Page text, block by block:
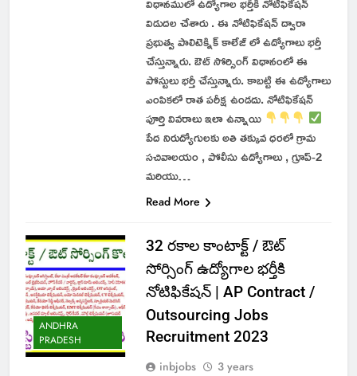
విడుదల చేశారు . ఈ నోటిఫికేషన్ ద్వారా
ప్రభుత్వ పాలిటెక్నిక్ కాలేజ్ లో ఉద్యోగాలు భర్తీ
చేస్తున్నారు. ఔట్ సోర్సింగ్ విధానంలో ఈ
పోస్టులు భర్తీ చేస్తున్నారు. కాబట్టి ఈ ఉద్యోగాలు
ఎంపికలో రాత పరీక్ష ఉండదు. నోటిఫికేషన్
పూర్తి వివరాలు ఇలా ఉన్నాయి
పేద నిరుద్యోగులకు అతి తక్కువ ధరలో గ్రామ
సచివాలయం , పోలీసు ఉద్యోగాలు , గ్రూప్-2
మరియు…
Read More
ANDHRA
PRADESH
32 రకాల కాంటాక్ట్ / ఔట్
సోర్సింగ్ ఉద్యోగాల భర్తీకి
నోటిఫికేషన్ | AP Contract /
Outsourcing Jobs
Recruitment 2023
inbjobs
3 years